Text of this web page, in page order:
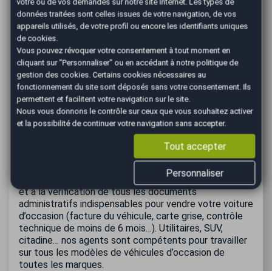
paiement en agence. Faire appel à AutoEasy et son
réseau de professionnels de l’automobile pourvendre
votre voiture à Dijonest donc beaucoup plus sûr que
la vente de particulier à particulier. N’attendez plus
pour vendre votre véhicule en toute sérénité !
Comment se passe
l'estimation d’une voiture
avec AutoEasy ?
Lors de votre rendez-vous à l’agence, uneestimation
est réalisée. Elle consiste en une
expertise visuelle (carrosserie, état intérieur, pneus…)
et à la vérification de tous les documents
administratifs indispensables pour vendre votre voiture
d’occasion (facture du véhicule, carte grise, contrôle
technique de moins de 6 mois…). Utilitaires, SUV,
citadine… nos agents sont compétents pour travailler
sur tous les modèles de véhicules d’occasion de
toutes les marques.
votre ou de vos demandes sur notre site Internet. Les types de
données traitées sont celles issues de votre navigation, de vos
appareils utilisés, de votre profil ou encore les identifiants uniques
de cookies.
Vous pouvez révoquer votre consentement à tout moment en
cliquant sur "Personnaliser" ou en accédant à notre politique de
gestion des cookies. Certains cookies nécessaires au
fonctionnement du site sont déposés sans votre consentement. Ils
permettent et facilitent votre navigation sur le site.
Nous vous donnons le contrôle sur ceux que vous souhaitez activer
et la possibilité de continuer votre navigation sans accepter.
Tout accepter
Personnaliser